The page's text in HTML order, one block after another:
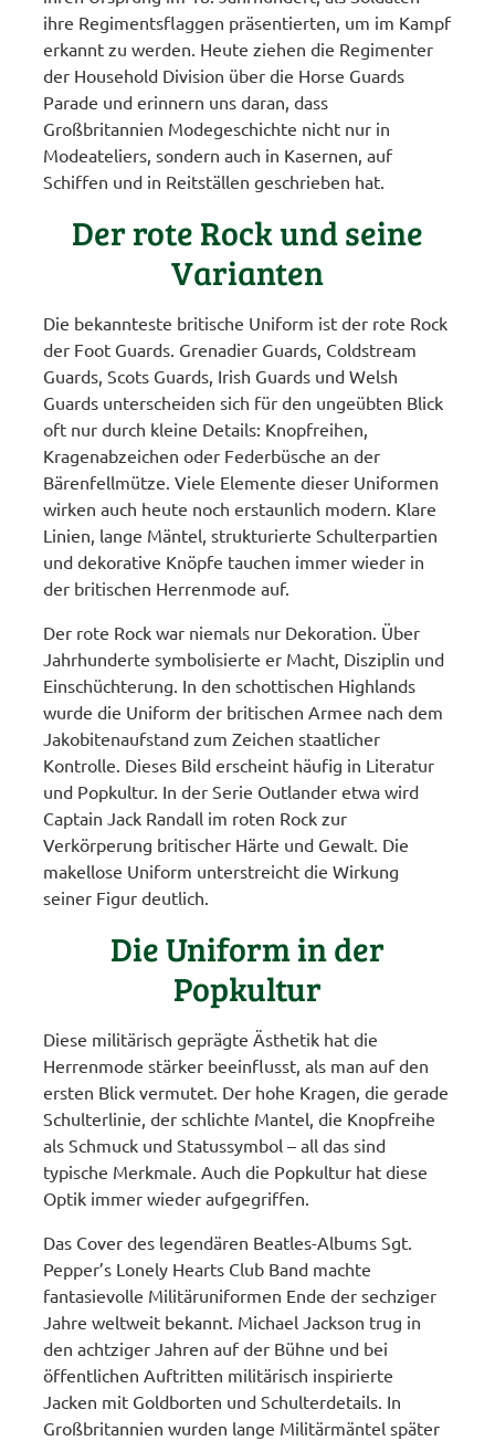
ihre Regimentsflaggen präsentierten, um im Kampf
erkannt zu werden. Heute ziehen die Regimenter
der Household Division über die Horse Guards
Parade und erinnern uns daran, dass
Großbritannien Modegeschichte nicht nur in
Modeateliers, sondern auch in Kasernen, auf
Schiffen und in Reitställen geschrieben hat.
Der rote Rock und seine
Varianten
Die bekannteste britische Uniform ist der rote Rock
der Foot Guards. Grenadier Guards, Coldstream
Guards, Scots Guards, Irish Guards und Welsh
Guards unterscheiden sich für den ungeübten Blick
oft nur durch kleine Details: Knopfreihen,
Kragenabzeichen oder Federbüsche an der
Bärenfellmütze. Viele Elemente dieser Uniformen
wirken auch heute noch erstaunlich modern. Klare
Linien, lange Mäntel, strukturierte Schulterpartien
und dekorative Knöpfe tauchen immer wieder in
der britischen Herrenmode auf.
Der rote Rock war niemals nur Dekoration. Über
Jahrhunderte symbolisierte er Macht, Disziplin und
Einschüchterung. In den schottischen Highlands
wurde die Uniform der britischen Armee nach dem
Jakobitenaufstand zum Zeichen staatlicher
Kontrolle. Dieses Bild erscheint häufig in Literatur
und Popkultur. In der Serie Outlander etwa wird
Captain Jack Randall im roten Rock zur
Verkörperung britischer Härte und Gewalt. Die
makellose Uniform unterstreicht die Wirkung
seiner Figur deutlich.
Die Uniform in der
Popkultur
Diese militärisch geprägte Ästhetik hat die
Herrenmode stärker beeinflusst, als man auf den
ersten Blick vermutet. Der hohe Kragen, die gerade
Schulterlinie, der schlichte Mantel, die Knopfreihe
als Schmuck und Statussymbol – all das sind
typische Merkmale. Auch die Popkultur hat diese
Optik immer wieder aufgegriffen.
Das Cover des legendären Beatles-Albums Sgt.
Pepper’s Lonely Hearts Club Band machte
fantasievolle Militäruniformen Ende der sechziger
Jahre weltweit bekannt. Michael Jackson trug in
den achtziger Jahren auf der Bühne und bei
öffentlichen Auftritten militärisch inspirierte
Jacken mit Goldborten und Schulterdetails. In
Großbritannien wurden lange Militärmäntel später